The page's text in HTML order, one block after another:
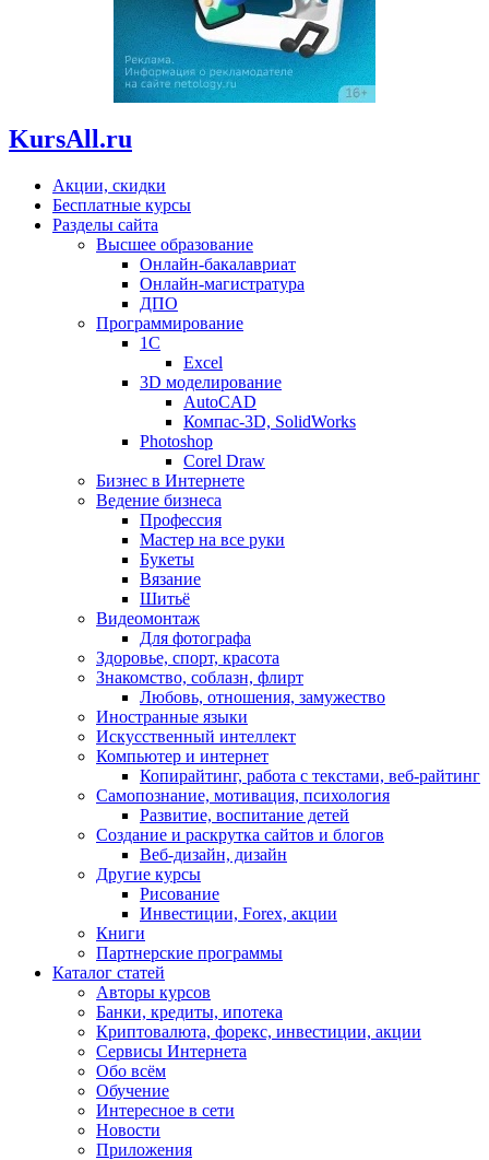
KursAll.ru
Акции, скидки
Бесплатные курсы
Разделы сайта
Высшее образование
Онлайн-бакалавриат
Онлайн-магистратура
ДПО
Программирование
1С
Excel
3D моделирование
AutoCAD
Компас-3D, SolidWorks
Photoshop
Corel Draw
Бизнес в Интернете
Ведение бизнеса
Профессия
Мастер на все руки
Букеты
Вязание
Шитьё
Видеомонтаж
Для фотографа
Здоровье, спорт, красота
Знакомство, соблазн, флирт
Любовь, отношения, замужество
Иностранные языки
Искусственный интеллект
Компьютер и интернет
Копирайтинг, работа с текстами, веб-райтинг
Самопознание, мотивация, психология
Развитие, воспитание детей
Создание и раскрутка сайтов и блогов
Веб-дизайн, дизайн
Другие курсы
Рисование
Инвестиции, Forex, акции
Книги
Партнерские программы
Каталог статей
Авторы курсов
Банки, кредиты, ипотека
Криптовалюта, форекс, инвестиции, акции
Сервисы Интернета
Обо всём
Обучение
Интересное в сети
Новости
Приложения